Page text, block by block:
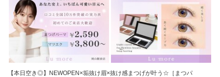
【本日空き◎】NEWOPEN×垢抜け眉×抜け感まつげが叶う☆［まつパ